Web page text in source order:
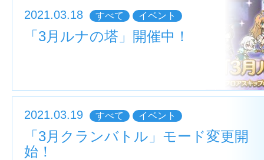
2021.03.18 すべて イベント
「3月ルナの塔」開催中！
2021.03.19 すべて イベント
「3月クランバトル」モード変更開
始！